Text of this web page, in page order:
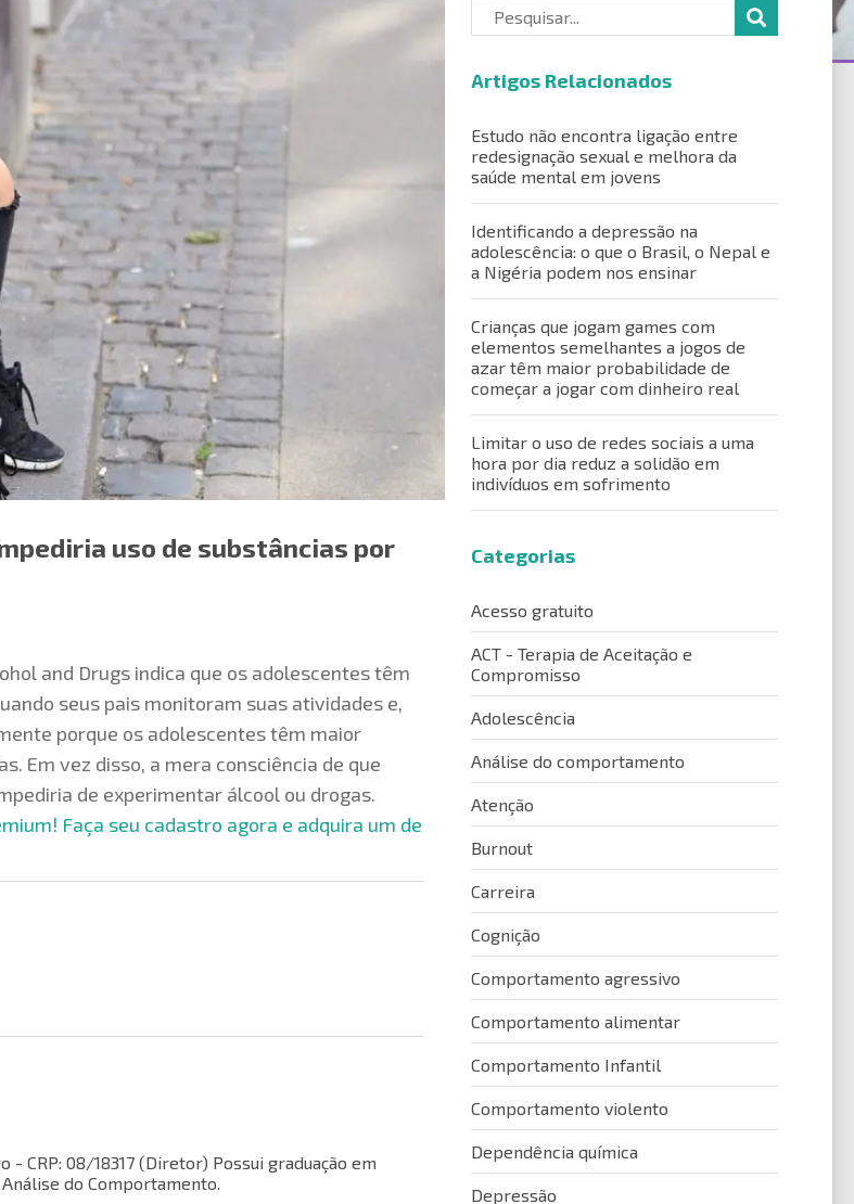
uso de substâncias por
and Drugs indica que os adolescentes têm
seus pais monitoram suas atividades e,
porque os adolescentes têm maior
Em vez disso, a mera consciência de que
de experimentar álcool ou drogas.
Faça seu cadastro agora e adquira um de
- CRP: 08/18317 (Diretor) Possui graduação em
do Comportamento.
Artigos Relacionados
Estudo não encontra ligação entre
redesignação sexual e melhora da
saúde mental em jovens
Identificando a depressão na
adolescência: o que o Brasil, o Nepal e
a Nigéria podem nos ensinar
Crianças que jogam games com
elementos semelhantes a jogos de
azar têm maior probabilidade de
começar a jogar com dinheiro real
Limitar o uso de redes sociais a uma
hora por dia reduz a solidão em
indivíduos em sofrimento
Categorias
Acesso gratuito
ACT - Terapia de Aceitação e
Compromisso
Adolescência
Análise do comportamento
Atenção
Burnout
Carreira
Cognição
Comportamento agressivo
Comportamento alimentar
Comportamento Infantil
Comportamento violento
Dependência química
Depressão